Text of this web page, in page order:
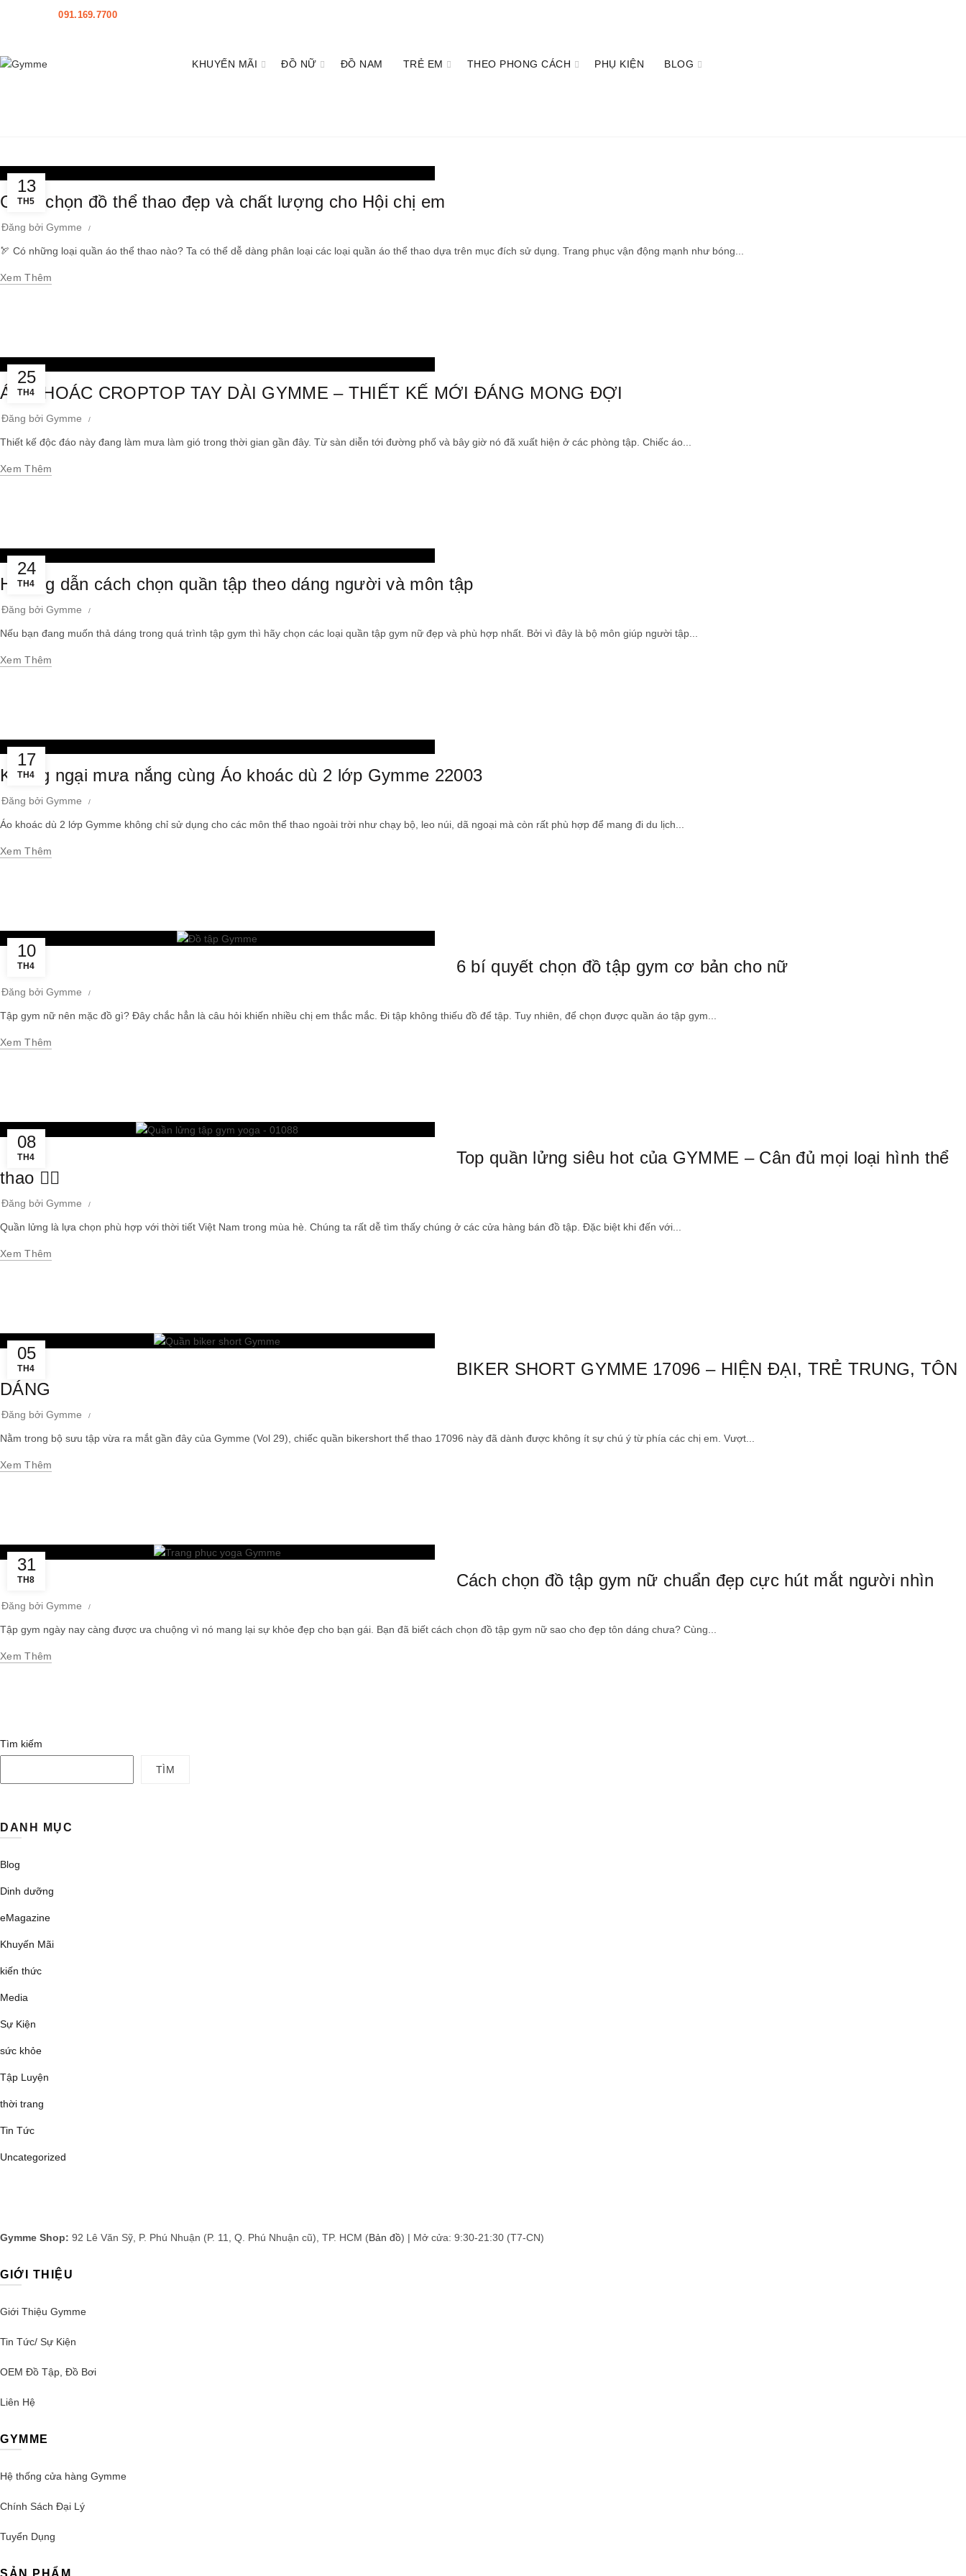
HOTLINE:091.169.7700|
KHUYẾN MÃI ĐỒ NỮ ĐỒ NAM TRẺ EM THEO PHONG CÁCH PHỤ KIỆN BLOG
13
TH5
Cách chọn đồ thể thao đẹp và chất lượng cho Hội chị em
Đăng bởi Gymme
🏹 Có những loại quần áo thể thao nào? Ta có thể dễ dàng phân loại các loại quần áo thể thao dựa trên mục đích sử dụng. Trang phục vận động mạnh như bóng...
Xem Thêm
25
TH4
ÁO KHOÁC CROPTOP TAY DÀI GYMME – THIẾT KẾ MỚI ĐÁNG MONG ĐỢI
Đăng bởi Gymme
Thiết kế độc đáo này đang làm mưa làm gió trong thời gian gần đây. Từ sàn diễn tới đường phố và bây giờ nó đã xuất hiện ở các phòng tập. Chiếc áo...
Xem Thêm
24
TH4
Hướng dẫn cách chọn quần tập theo dáng người và môn tập
Đăng bởi Gymme
Nếu bạn đang muốn thả dáng trong quá trình tập gym thì hãy chọn các loại quần tập gym nữ đẹp và phù hợp nhất. Bởi vì đây là bộ môn giúp người tập...
Xem Thêm
17
TH4
Không ngại mưa nắng cùng Áo khoác dù 2 lớp Gymme 22003
Đăng bởi Gymme
Áo khoác dù 2 lớp Gymme không chỉ sử dụng cho các môn thể thao ngoài trời như chạy bộ, leo núi, dã ngoại mà còn rất phù hợp để mang đi du lịch...
Xem Thêm
10
TH4 6 bí quyết chọn đồ tập gym cơ bản cho nữ
Đăng bởi Gymme
Tập gym nữ nên mặc đồ gì? Đây chắc hẳn là câu hỏi khiến nhiều chị em thắc mắc. Đi tập không thiếu đồ để tập. Tuy nhiên, để chọn được quần áo tập gym...
Xem Thêm
08
TH4
Top quần lửng siêu hot của GYMME – Cân đủ mọi loại hình thể
thao 🧘‍♀️
Đăng bởi Gymme
Quần lửng là lựa chọn phù hợp với thời tiết Việt Nam trong mùa hè. Chúng ta rất dễ tìm thấy chúng ở các cửa hàng bán đồ tập. Đặc biệt khi đến với...
Xem Thêm
05
TH4
BIKER SHORT GYMME 17096 – HIỆN ĐẠI, TRẺ TRUNG, TÔN
DÁNG
Đăng bởi Gymme
Nằm trong bộ sưu tập vừa ra mắt gần đây của Gymme (Vol 29), chiếc quần bikershort thể thao 17096 này đã dành được không ít sự chú ý từ phía các chị em. Vượt...
Xem Thêm
31
TH8 Cách chọn đồ tập gym nữ chuẩn đẹp cực hút mắt người nhìn
Đăng bởi Gymme
Tập gym ngày nay càng được ưa chuộng vì nó mang lại sự khỏe đẹp cho bạn gái. Bạn đã biết cách chọn đồ tập gym nữ sao cho đẹp tôn dáng chưa? Cùng...
Xem Thêm
Tìm kiếm
TÌM
DANH MỤC
Blog
Dinh dưỡng
eMagazine
Khuyến Mãi
kiến thức
Media
Sự Kiện
sức khỏe
Tập Luyện
thời trang
Tin Tức
Uncategorized
Gymme Shop: 92 Lê Văn Sỹ, P. Phú Nhuận (P. 11, Q. Phú Nhuận cũ), TP. HCM (Bản đồ) | Mở cửa: 9:30-21:30 (T7-CN)
GIỚI THIỆU
Giới Thiệu Gymme
Tin Tức/ Sự Kiện
OEM Đồ Tập, Đồ Bơi
Liên Hệ
GYMME
Hệ thống cửa hàng Gymme
Chính Sách Đại Lý
Tuyển Dụng
SẢN PHẨM